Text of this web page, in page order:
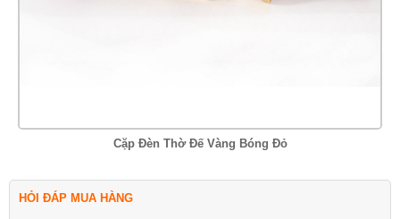
Cặp Đèn Thờ Đế Vàng Bóng Đỏ
HỎI ĐÁP MUA HÀNG